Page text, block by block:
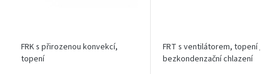
FRK s přirozenou konvekcí,
topení
FRT s ventilátorem, topení /
bezkondenzační chlazení